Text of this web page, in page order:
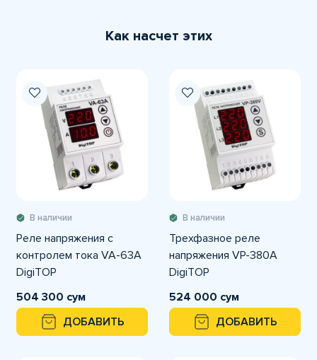
Как насчет этих
В наличии
Реле напряжения с
контролем тока VA-63A
DigiTOP
504 300 сум
ДОБАВИТЬ
В наличии
Трехфазное реле
напряжения VP-380A
DigiTOP
524 000 сум
ДОБАВИТЬ